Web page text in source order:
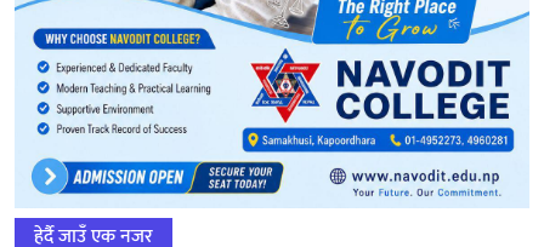
हेर्दै जाउँ एक नजर